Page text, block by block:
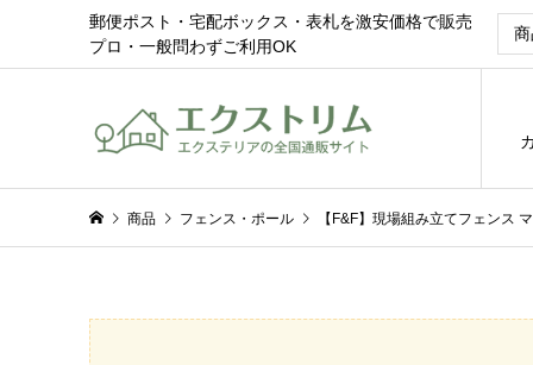
郵便ポスト・宅配ボックス・表札を激安価格で販売
プロ・一般問わずご利用OK
商品 フェンス・ポール 【F&F】現場組み立てフェンス